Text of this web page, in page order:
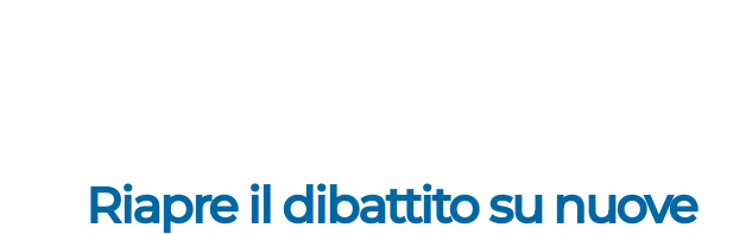
Riapre il dibattito su nuove